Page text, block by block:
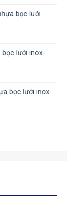
bọc lưới
bọc lưới inox-
bọc lưới inox-